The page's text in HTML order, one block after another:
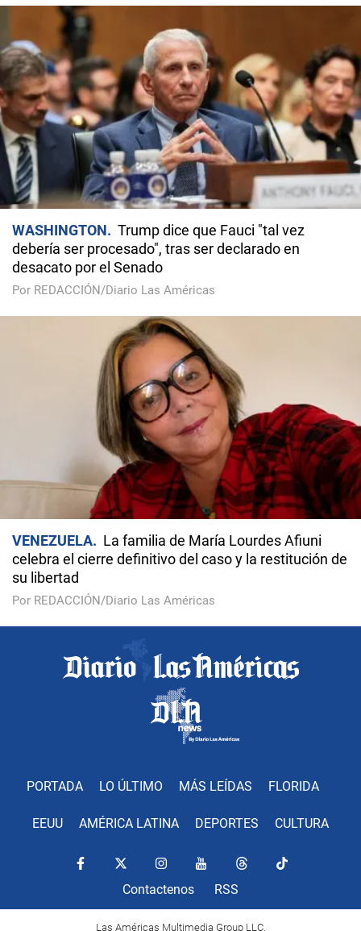
WASHINGTON
Trump dice que Fauci "tal vez
debería ser procesado", tras ser declarado en
desacato por el Senado
Por REDACCIÓN/Diario Las Américas
VENEZUELA
La familia de María Lourdes Afiuni
celebra el cierre definitivo del caso y la restitución de
su libertad
Por REDACCIÓN/Diario Las Américas
PORTADA LO ÚLTIMO MÁS LEÍDAS FLORIDA
EEUU AMÉRICA LATINA DEPORTES CULTURA
Contactenos RSS
Las Américas Multimedia Group LLC.